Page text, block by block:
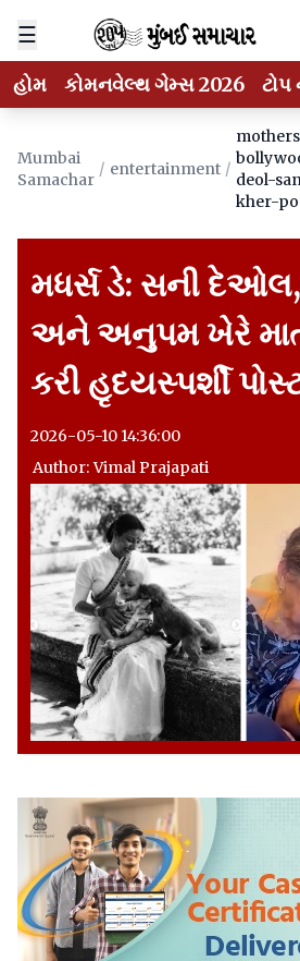
☰
હોમ કોમનવેલ્થ ગેમ્સ 2026
Mumbai
Samachar
/ entertainment /
deol-
kher-
મધર્સ ડે: સની
અને અનુપમ ખેરે
કરી હૃદયસ્પર્શી
2026-05-10 14:36:00
Author: Vimal Prajapati